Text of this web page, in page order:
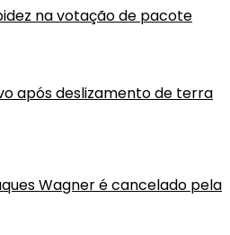
na votação de pacote
após deslizamento de terra
Wagner é cancelado pela